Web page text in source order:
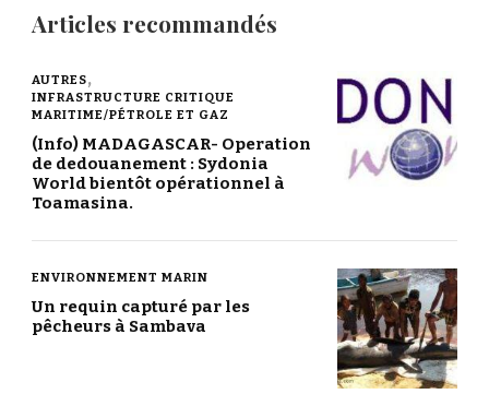
Articles recommandés
AUTRES
INFRASTRUCTURE CRITIQUE
MARITIME/PÉTROLE ET GAZ
(Info) MADAGASCAR- Operation
de dedouanement : Sydonia
World bientôt opérationnel à
Toamasina.
ENVIRONNEMENT MARIN
Un requin capturé par les
pêcheurs à Sambava